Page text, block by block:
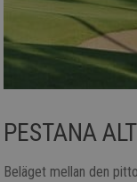
PESTANA
Beläget mellan den